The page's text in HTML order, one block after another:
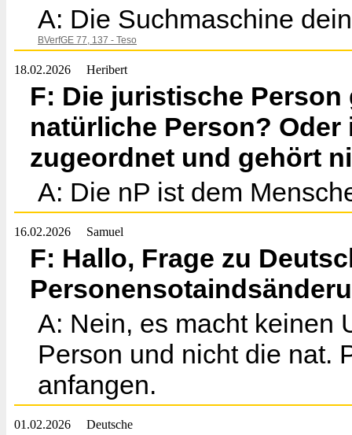
A: Die Suchmaschine
BVerfGE 77, 137 - Teso
18.02.2026 Heribert
F: Die juristische
natürliche Person?
zugeordnet und gehört
A: Die nP ist dem
16.02.2026 Samuel
F: Hallo, Frage zu
A: Nein, es macht keinen
Person und nicht die nat.
anfangen.
01.02.2026 Deutsche